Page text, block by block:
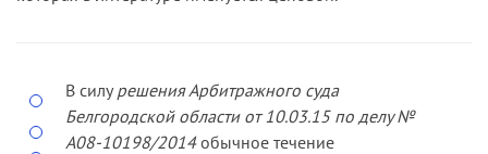
В силурешения Арбитражного суда
Белгородской области от 10.03.15 по делу №
А08-10198/2014обычное течение